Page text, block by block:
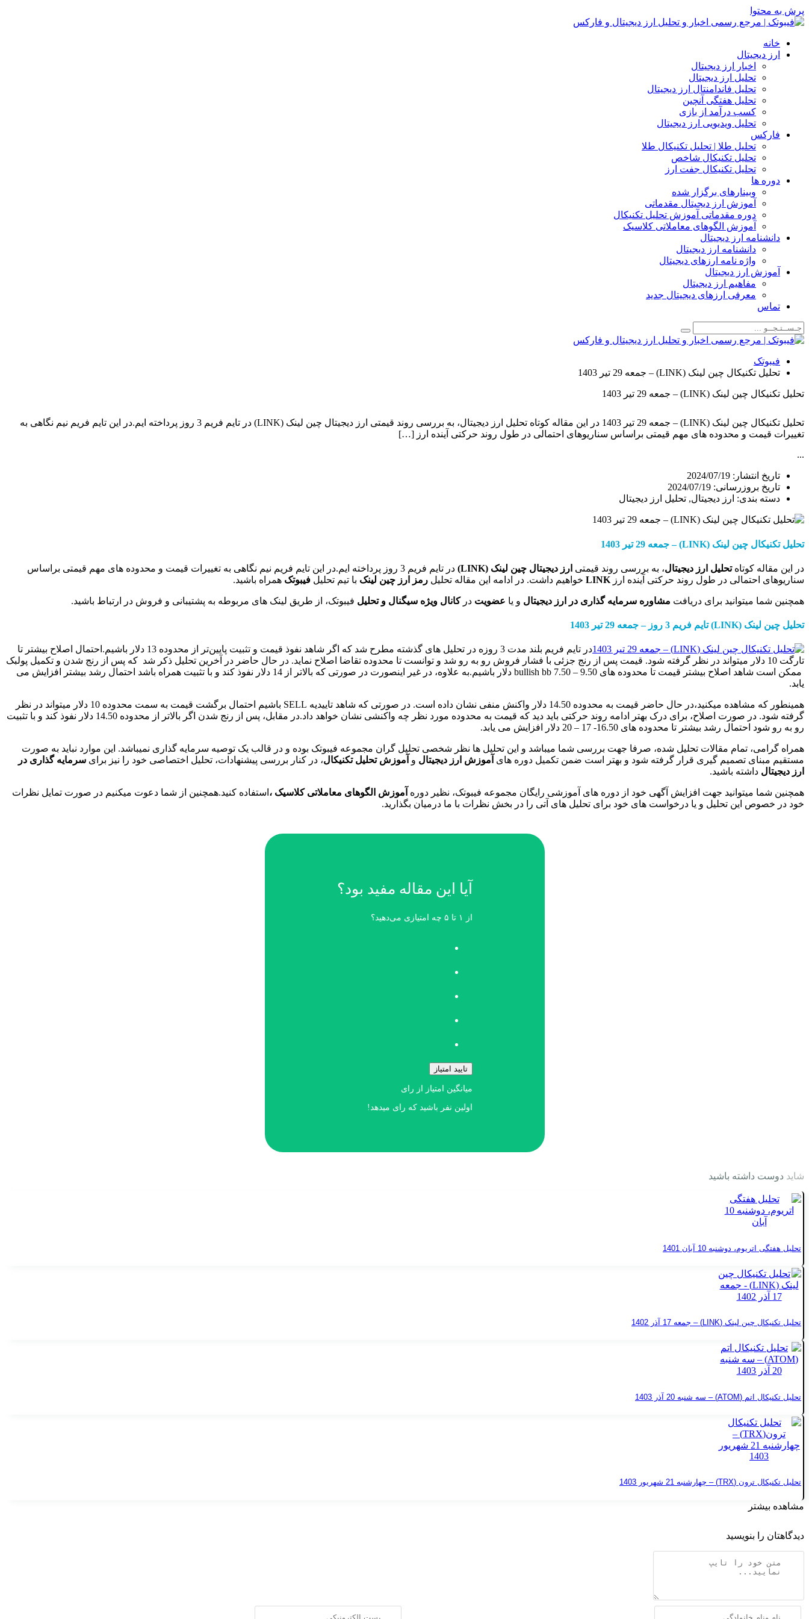
پرش به محتوا
خانه
ارز دیجیتال
اخبار ارز دیجیتال
تحلیل ارز دیجیتال
تحلیل فاندامنتال ارز دیجیتال
تحلیل هفتگی آنچین
کسب درآمد از بازی
تحلیل ویدیویی ارز دیجیتال
فارکس
تحلیل طلا | تحلیل تکنیکال طلا
تحلیل تکنیکال شاخص
تحلیل تکنیکال جفت ارز
دوره ها
وبینارهای برگزار شده
آموزش ارز دیجیتال مقدماتی
دوره مقدماتی آموزش تحلیل تکنیکال
آموزش الگوهای معاملاتی کلاسیک
دانشنامه ارز دیجیتال
دانشنامه ارز دیجیتال
واژه نامه ارزهای دیجیتال
آموزش ارز دیجیتال
مفاهیم ارز دیجیتال
معرفی ارزهای دیجیتال جدید
تماس
فیبوتک
تحلیل تکنیکال چین لینک (LINK) – جمعه 29 تیر 1403
تحلیل تکنیکال چین لینک (LINK) – جمعه 29 تیر 1403
تحلیل تکنیکال چین لینک (LINK) – جمعه 29 تیر 1403 در این مقاله کوتاه تحلیل ارز دیجیتال، به بررسی روند قیمتی ارز دیجیتال چین لینک (LINK) در تایم فریم 3 روز پرداخته ایم.در این تایم فریم نیم نگاهی به
تغییرات قیمت و محدوده های مهم قیمتی براساس سناریوهای احتمالی در طول روند حرکتی آینده ارز […]
...
تاریخ انتشار: 2024/07/19
تاریخ بروزرسانی: 2024/07/19
دسته بندی: ارز دیجیتال, تحلیل ارز دیجیتال
تحلیل تکنیکال چین لینک (LINK) – جمعه 29 تیر 1403
در این مقاله کوتاهتحلیل ارز دیجیتال، به بررسی روند قیمتی ارز دیجیتال چین لینک (LINK)
در تایم فریم 3 روز پرداخته ایم.در این تایم فریم نیم نگاهی به تغییرات قیمت و محدوده های مهم قیمتی براساس
سناریوهای احتمالی در طول روند حرکتی آینده ارز LINK خواهیم داشت. در ادامه این مقاله تحلیل رمز ارز چین لینک با تیم تحلیل فیبوتک همراه باشید.
همچنین شما میتوانید برای دریافت مشاوره سرمایه گذاری در ارز دیجیتال و یا عضویت درکانال ویژه سیگنال و تحلیل فیبوتک، از طریق لینک های مربوطه به پشتیبانی و فروش در ارتباط باشید.
تحلیل چین لینک (LINK) تایم فریم 3 روز – جمعه 29 تیر 1403
در تایم فریم بلند مدت 3 روزه در تحلیل های گذشته مطرح شد که اگر شاهد نفوذ قیمت و تثبیت پایین‌تر از محدوده 13 دلار باشیم.احتمال اصلاح بیشتر تا
تارگت 10 دلار میتواند در نظر گرفته شود. قیمت پس از رنج جزئی با فشار فروش رو به رو شد و توانست تا محدوده تقاضا اصلاح نماید. در حال حاضر در آخرین تحلیل ذکر شد که پس از رنج شدن و تکمیل پولبک
ممکن است شاهد اصلاح بیشتر قیمت تا محدوده های 9.50 – bullish bb 7.50 دلار باشیم.به علاوه، در غیر اینصورت در صورتی که بالاتر از 14 دلار نفوذ کند و با تثبیت همراه باشد احتمال رشد بیشتر افزایش می
یابد.
همینطور که مشاهده میکنید،در حال حاضر قیمت به محدوده 14.50 دلار واکنش منفی نشان داده است. در صورتی که شاهد تاییدیه SELL باشیم احتمال برگشت قیمت به سمت محدوده 10 دلار میتواند در نظر
گرفته شود. در صورت اصلاح، برای درک بهتر ادامه روند حرکتی باید دید که قیمت به محدوده مورد نظر چه واکنشی نشان خواهد داد.در مقابل، پس از رنج شدن اگر بالاتر از محدوده 14.50 دلار نفوذ کند و با تثبیت
رو به رو شود احتمال رشد بیشتر تا محدوده های 16.50- 17 – 20 دلار افزایش می یابد.
همراه گرامی، تمام مقالات تحلیل شده، صرفا جهت بررسی شما میباشد و این تحلیل ها نظر شخصی تحلیل گران مجموعه فیبوتک بوده و در قالب یک توصیه سرمایه گذاری نمیباشد. این موارد نباید به صورت
مستقیم مبنای تصمیم گیری قرار گرفته شود و بهتر است ضمن تکمیل دوره های آموزش ارز دیجیتال و آموزش تحلیل تکنیکال، در کنار بررسی پیشنهادات، تحلیل اختصاصی خود را نیز برای سرمایه گذاری در
ارز دیجیتال داشته باشید.
همچنین شما میتوانید جهت افزایش آگهی خود از دوره های آموزشی رایگان مجموعه فیبوتک، نظیر دوره آموزش الگوهای معاملاتی کلاسیک ، استفاده کنید.همچنین از شما دعوت میکنیم در صورت تمایل نظرات
خود در خصوص این تحلیل و یا درخواست های خود برای تحلیل های آتی را در بخش نظرات با ما درمیان بگذارید.
آیا این مقاله مفید بود؟
از ۱ تا ۵ چه امتیازی می‌دهید؟
تایید امتیاز
میانگین امتیاز از رای
اولین نفر باشید که رای میدهد!
شاید دوست داشته باشید
تحلیل هفتگی اتریوم، دوشنبه 10 آبان 1401
تحلیل تکنیکال چین لینک (LINK) – جمعه 17 آذر 1402
تحلیل تکنیکال اتم (ATOM) – سه شنبه 20 آذر 1403
تحلیل تکنیکال ترون (TRX) – چهارشنبه 21 شهریور 1403
مشاهده بیشتر
دیدگاهتان را بنویسید